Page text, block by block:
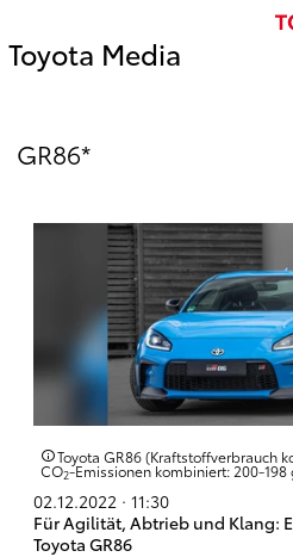
Toyota Media
GR86*
Toyota GR86 (Kraftstoffverbrauch
CO2-Emissionen kombiniert: 200-198
02.12.2022 · 11:30
Für Agilität, Abtrieb und Klang:
Toyota GR86